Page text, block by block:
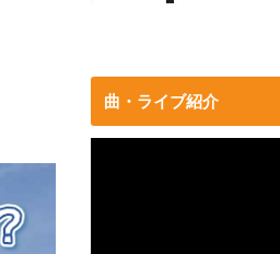
曲・ライブ紹介